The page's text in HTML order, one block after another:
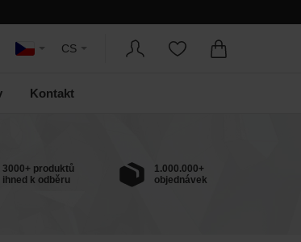
CS
Kontakt
3000+ produktů
ihned k odběru
1.000.000+
objednávek